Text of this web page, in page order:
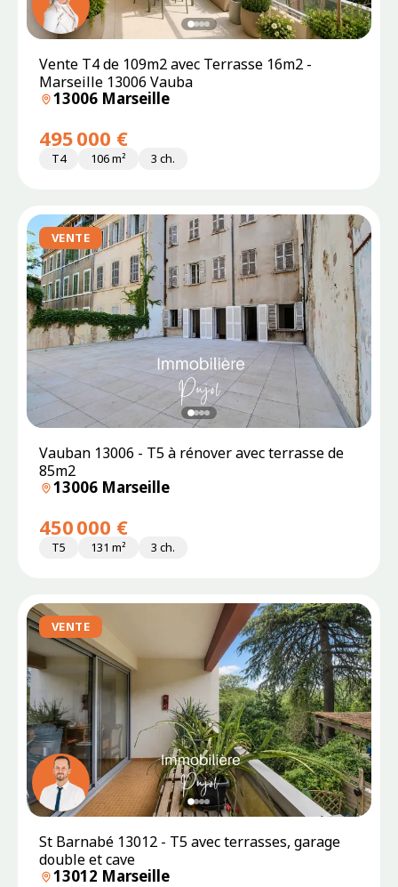
SOUS
PROMESSE
Vente T4 de 109m2 avec Terrasse 16m2 -
Marseille 13006 Vauba
13006 Marseille
495 000 €
T4 106 m² 3 ch.
VENTE
Vauban 13006 - T5 à rénover avec terrasse de
85m2
13006 Marseille
450 000 €
T5 131 m² 3 ch.
VENTE
SOUS
PROMESSE
St Barnabé 13012 - T5 avec terrasses, garage
double et cave
13012 Marseille